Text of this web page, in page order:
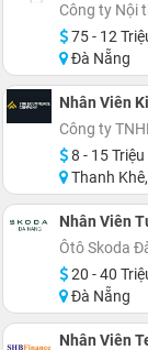
Công ty Nội
75 - 12
Đà Nẵng
Nhân Viên
Công ty
8 - 15 Triệu
Thanh Khê,
Nhân Viên
Ôtô Skoda
20 - 40
Đà Nẵng
Nhân Viên